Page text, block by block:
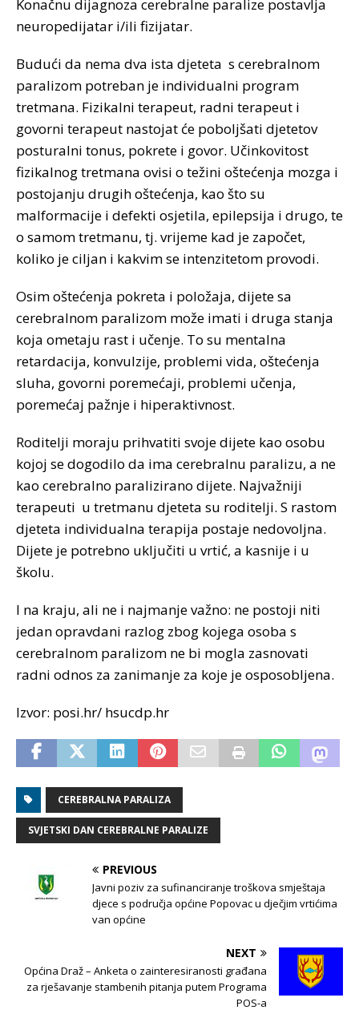
Konačnu dijagnoza cerebralne paralize postavlja
neuropedijatar i/ili fizijatar.
Budući da nema dva ista djeteta s cerebralnom
paralizom potreban je individualni program
tretmana. Fizikalni terapeut, radni terapeut i
govorni terapeut nastojat će poboljšati djetetov
posturalni tonus, pokrete i govor. Učinkovitost
fizikalnog tretmana ovisi o težini oštećenja mozga i
postojanju drugih oštećenja, kao što su
malformacije i defekti osjetila, epilepsija i drugo, te
o samom tretmanu, tj. vrijeme kad je započet,
koliko je ciljan i kakvim se intenzitetom provodi.
Osim oštećenja pokreta i položaja, dijete sa
cerebralnom paralizom može imati i druga stanja
koja ometaju rast i učenje. To su mentalna
retardacija, konvulzije, problemi vida, oštećenja
sluha, govorni poremećaji, problemi učenja,
poremećaj pažnje i hiperaktivnost.
Roditelji moraju prihvatiti svoje dijete kao osobu
kojoj se dogodilo da ima cerebralnu paralizu, a ne
kao cerebralno paralizirano dijete. Najvažniji
terapeuti u tretmanu djeteta su roditelji. S rastom
djeteta individualna terapija postaje nedovoljna.
Dijete je potrebno uključiti u vrtić, a kasnije i u
školu.
I na kraju, ali ne i najmanje važno: ne postoji niti
jedan opravdani razlog zbog kojega osoba s
cerebralnom paralizom ne bi mogla zasnovati
radni odnos za zanimanje za koje je osposobljena.
Izvor: posi.hr/ hsucdp.hr
CEREBRALNA PARALIZA
SVJETSKI DAN CEREBRALNE PARALIZE
PREVIOUS
Javni poziv za sufinanciranje troškova smještaja
djece s područja općine Popovac u dječjim vrtićima
van općine
NEXT
Općina Draž – Anketa o zainteresiranosti građana
za rješavanje stambenih pitanja putem Programa
POS-a